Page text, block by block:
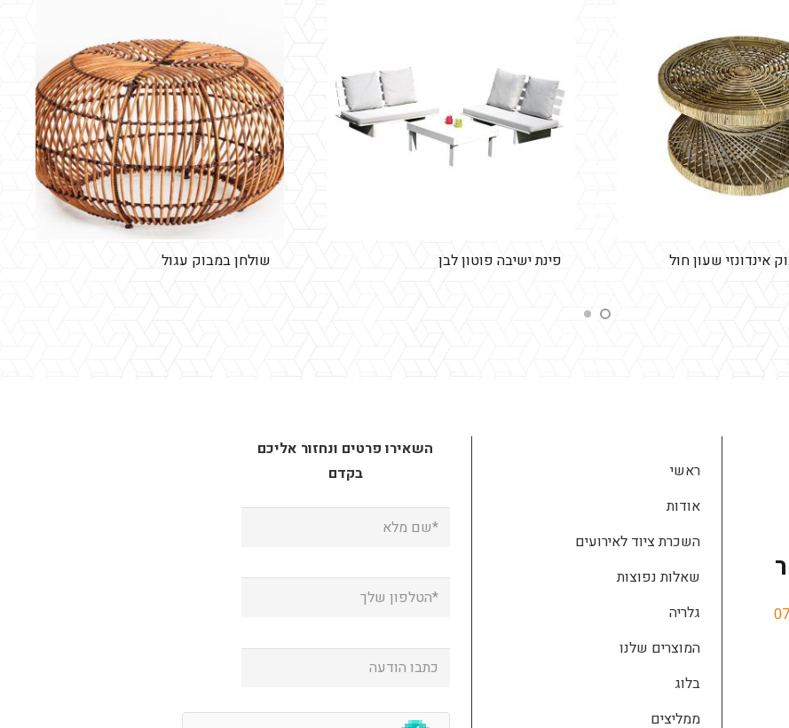
אינדונזי שעון חול פינת ישיבה פוטון לבן שולחן במבוק עגול
ראשי
אודות
השכרת ציוד לאירועים
שאלות נפוצות
גלריה
המוצרים שלנו
בלוג
ממליצים
השאירו פרטים ונחזור אליכם
בקדם